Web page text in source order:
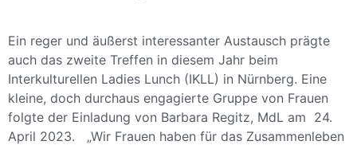
Ein reger und äußerst interessanter Austausch prägte
auch das zweite Treffen in diesem Jahr beim
Interkulturellen Ladies Lunch (IKLL) in Nürnberg. Eine
kleine, doch durchaus engagierte Gruppe von Frauen
folgte der Einladung von Barbara Regitz, MdL am 24.
April 2023. „Wir Frauen haben für das Zusammenleben